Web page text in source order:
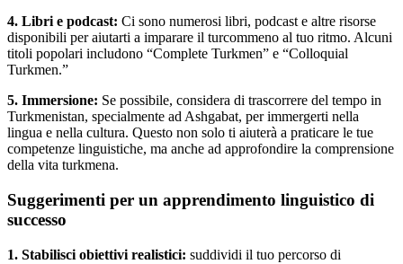
4. Libri e podcast: Ci sono numerosi libri, podcast e altre risorse
disponibili per aiutarti a imparare il turcommeno al tuo ritmo. Alcuni
titoli popolari includono “Complete Turkmen” e “Colloquial
Turkmen.”
5. Immersione: Se possibile, considera di trascorrere del tempo in
Turkmenistan, specialmente ad Ashgabat, per immergerti nella
lingua e nella cultura. Questo non solo ti aiuterà a praticare le tue
competenze linguistiche, ma anche ad approfondire la comprensione
della vita turkmena.
Suggerimenti per un apprendimento linguistico di
successo
1. Stabilisci obiettivi realistici: suddividi il tuo percorso di